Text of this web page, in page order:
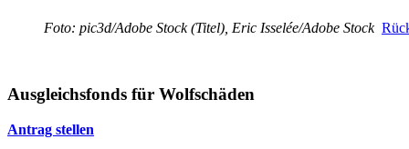
Foto: pic3d/Adobe Stock (Titel), Eric Isselée/Adobe Stock
Ausgleichsfonds für Wolfschäden
Antrag stellen